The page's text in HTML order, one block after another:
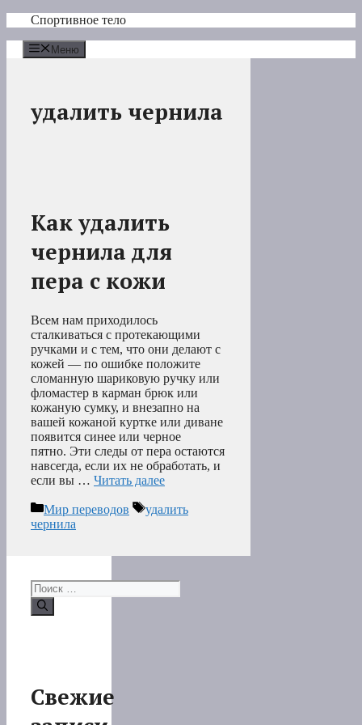
Перейти
содержимому
Спортивное тело
Меню
удалить чернила
Как удалить
чернила для
пера с кожи
Всем нам приходилось
сталкиваться с протекающими
ручками и с тем, что они делают с
кожей — по ошибке положите
сломанную шариковую ручку или
фломастер в карман брюк или
кожаную сумку, и внезапно на
вашей кожаной куртке или диване
появится синее или черное
пятно. Эти следы от пера остаются
навсегда, если их не обработать, и
если вы … Читать далее
Рубрики
Мир переводов Метки
удалить
чернила
Поиск:
Свежие